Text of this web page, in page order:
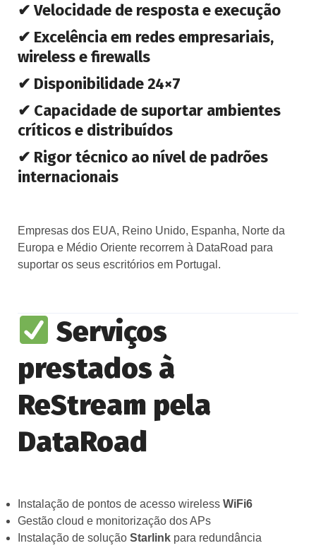
✔ Velocidade de resposta e execução
✔ Excelência em redes empresariais,
wireless e firewalls
✔ Disponibilidade 24×7
✔ Capacidade de suportar ambientes
críticos e distribuídos
✔ Rigor técnico ao nível de padrões
internacionais
Empresas dos EUA, Reino Unido, Espanha, Norte da
Europa e Médio Oriente recorrem à DataRoad para
suportar os seus escritórios em Portugal.
Serviços
prestados à
ReStream pela
DataRoad
Instalação de pontos de acesso wireless WiFi6
Gestão cloud e monitorização dos APs
Instalação de solução Starlink para redundância